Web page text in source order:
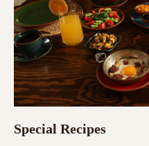
Special Recipes